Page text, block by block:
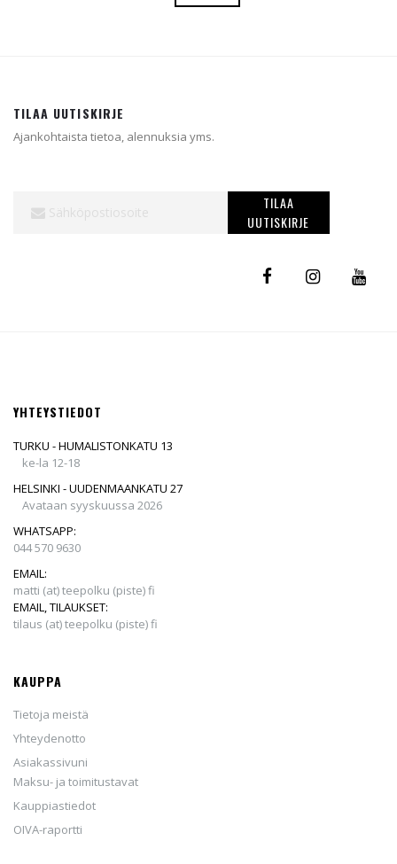
TILAA UUTISKIRJE
Ajankohtaista tietoa, alennuksia yms.
TILAA
UUTISKIRJE
YHTEYSTIEDOT
TURKU - HUMALISTONKATU 13
ke-la 12-18
HELSINKI - UUDENMAANKATU 27
Avataan syyskuussa 2026
WHATSAPP:
044 570 9630
EMAIL:
matti (at) teepolku (piste) fi
EMAIL, TILAUKSET:
tilaus (at) teepolku (piste) fi
KAUPPA
Tietoja meistä
Yhteydenotto
Asiakassivuni
Maksu- ja toimitustavat
Kauppiastiedot
OIVA-raportti